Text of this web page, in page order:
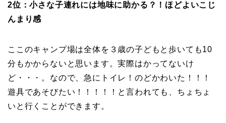
2位：小さな子連れには地味に助かる？！ほどよいこじ
んまり感
ここのキャンプ場は全体を３歳の子どもと歩いても10
分もかからないと思います。実際はかってないけ
ど・・・。なので、急にトイレ！のどかわいた！！！
遊具であそびたい！！！！！と言われても、ちょちょ
いと行くことができます。